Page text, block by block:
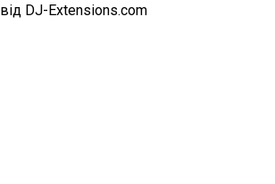
від DJ-Extensions.com